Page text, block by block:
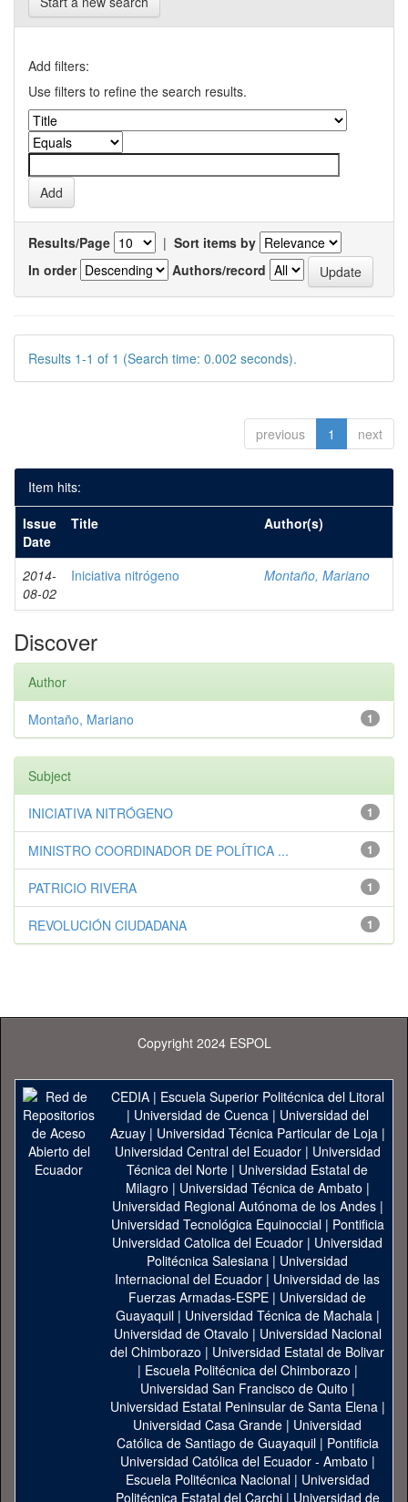
Add filters:
Use filters to refine the search results.
Results/Page | Sort items by
In order
Authors/record
Results 1-1 of 1 (Search time: 0.002 seconds).
previous 1 next
Item hits:
Issue
Date
Title Author(s)
2014-
08-02
Iniciativa nitrógeno Montaño, Mariano
Discover
Author
1
Montaño, Mariano
Subject
1
INICIATIVA NITRÓGENO
1
MINISTRO COORDINADOR DE POLÍTICA ...
1
PATRICIO RIVERA
1
REVOLUCIÓN CIUDADANA
Copyright 2024 ESPOL
CEDIA| Escuela Superior Politécnica del Litoral
| Universidad de Cuenca| Universidad del
Azuay| Universidad Técnica Particular de Loja|
Universidad Central del Ecuador| Universidad
Técnica del Norte | Universidad Estatal de
Milagro | Universidad Técnica de Ambato |
Universidad Regional Autónoma de los Andes|
Universidad Tecnológica Equinoccial| Pontificia
Universidad Catolica del Ecuador | Universidad
Politécnica Salesiana | Universidad
Internacional del Ecuador | Universidad de las
Fuerzas Armadas-ESPE | Universidad de
Guayaquil| Universidad Técnica de Machala|
Universidad de Otavalo | Universidad Nacional
del Chimborazo | Universidad Estatal de Bolivar
| Escuela Politécnica del Chimborazo |
Universidad San Francisco de Quito |
Universidad Estatal Peninsular de Santa Elena|
Universidad Casa Grande | Universidad
Católica de Santiago de Guayaquil| Pontificia
Universidad Católica del Ecuador - Ambato |
Escuela Politécnica Nacional| Universidad
Politécnica Estatal del Carchi| Universidad de